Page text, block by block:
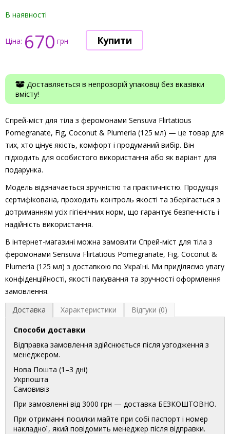
В наявності
Ціна: 670 грн
Доставляється в непрозорій упаковці без вказівки
вмісту!
Спрей-міст для тіла з феромонами Sensuva Flirtatious
Pomegranate, Fig, Coconut & Plumeria (125 мл) — це товар для
тих, хто цінує якість, комфорт і продуманий вибір. Він
підходить для особистого використання або як варіант для
подарунка.
Модель відзначається зручністю та практичністю. Продукція
сертифікована, проходить контроль якості та зберігається з
дотриманням усіх гігієнічних норм, що гарантує безпечність і
надійність використання.
В інтернет-магазині можна замовити Спрей-міст для тіла з
феромонами Sensuva Flirtatious Pomegranate, Fig, Coconut &
Plumeria (125 мл) з доставкою по Україні. Ми приділяємо увагу
конфіденційності, якості пакування та зручності оформлення
замовлення.
Доставка
Характеристики Відгуки (0)
Способи доставки
Відправка замовлення здійснюється після узгодження з
менеджером.
Нова Пошта (1–3 дні)
Укрпошта
Самовивіз
При замовленні від 3000 грн — доставка БЕЗКОШТОВНО.
При отриманні посилки майте при собі паспорт і номер
накладної, який повідомить менеджер після відправки.